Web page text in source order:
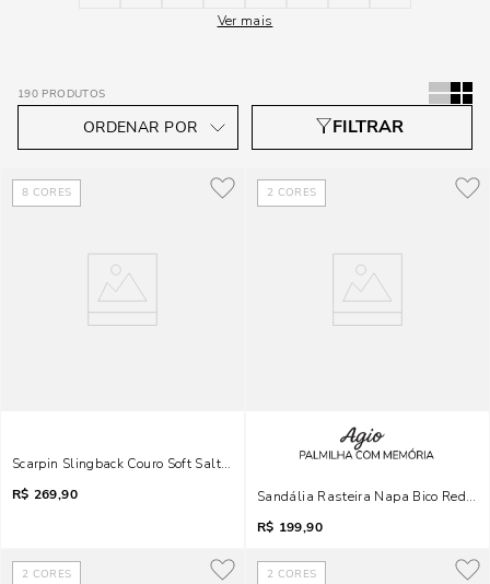
Ver mais
190 PRODUTOS
8 CORES
Scarpin Slingback Couro Soft Salto Baixo Taça Caramelo
R$ 269,90
2 CORES
Sandália Rasteira Napa Bico
R$ 199,90
2 CORES 2 CORES